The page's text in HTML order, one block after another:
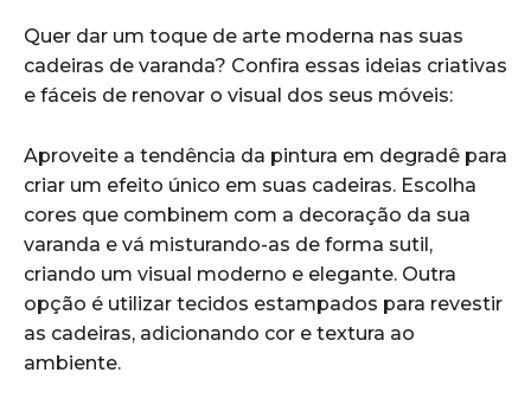
Quer⁣ dar um toque de arte⁣ moderna⁤ nas ‍suas
cadeiras de⁣ varanda? Confira ⁤essas ‌ideias ‍criativas
e fáceis de renovar o visual dos seus ⁢móveis:
Aproveite a tendência da pintura em degradê ⁣para
criar um efeito‍ único em suas cadeiras. Escolha
cores que ​combinem‌ com⁣ a decoração da sua
varanda‌ e vá ‍misturando-as de ⁢forma ⁢sutil,
criando um ⁣visual moderno e elegante. Outra
opção é utilizar tecidos estampados para ​revestir
as cadeiras, adicionando cor e textura ⁤ao‍
ambiente.